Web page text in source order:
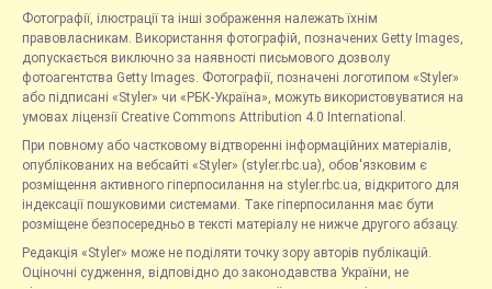
Фотографії, ілюстрації та інші зображення належать їхнім
правовласникам. Використання фотографій, позначених Getty Images,
допускається виключно за наявності письмового дозволу
фотоагентства Getty Images. Фотографії, позначені логотипом «Styler»
або підписані «Styler» чи «РБК-Україна», можуть використовуватися на
умовах ліцензії Creative Commons Attribution 4.0 International.
При повному або частковому відтворенні інформаційних матеріалів,
опублікованих на вебсайті «Styler» (styler.rbc.ua), обов'язковим є
розміщення активного гіперпосилання на styler.rbc.ua, відкритого для
індексації пошуковими системами. Таке гіперпосилання має бути
розміщене безпосередньо в тексті матеріалу не нижче другого абзацу.
Редакція «Styler» може не поділяти точку зору авторів публікацій.
Оціночні судження, відповідно до законодавства України, не